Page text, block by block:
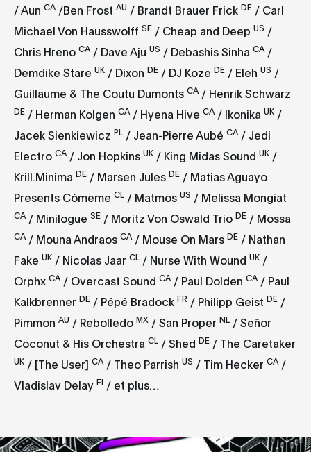
/ Aun CA/Ben Frost AU / Brandt Brauer Frick DE / Carl
Michael Von Hausswolff SE / Cheap and Deep US /
Chris Hreno CA/ Dave Aju US / Debashis Sinha CA/
Demdike Stare UK / Dixon DE / DJ Koze DE / Eleh US /
Guillaume & The Coutu Dumonts CA/ Henrik Schwarz
DE / Herman Kolgen CA/ Hyena Hive CA/ Ikonika UK /
Jacek Sienkiewicz PL / Jean-Pierre Aubé CA/ Jedi
Electro CA/ Jon Hopkins UK / King Midas Sound UK /
Krill.Minima DE / Marsen Jules DE / Matias Aguayo
Presents Cómeme CL / Matmos US / Melissa Mongiat
CA/ Minilogue SE / Moritz Von Oswald Trio DE / Mossa
CA/ Mouna Andraos CA/ Mouse On Mars DE / Nathan
Fake UK / Nicolas Jaar CL / Nurse With Wound UK /
Orphx CA/ Overcast Sound CA/ Paul Dolden CA/ Paul
Kalkbrenner DE / Pépé Bradock FR / Philipp Geist DE /
Pimmon AU / Rebolledo MX / San Proper NL / Señor
Coconut & His Orchestra CL / Shed DE / The Caretaker
UK / [The User] CA/ Theo Parrish US / Tim Hecker CA/
Vladislav Delay FI / et plus…